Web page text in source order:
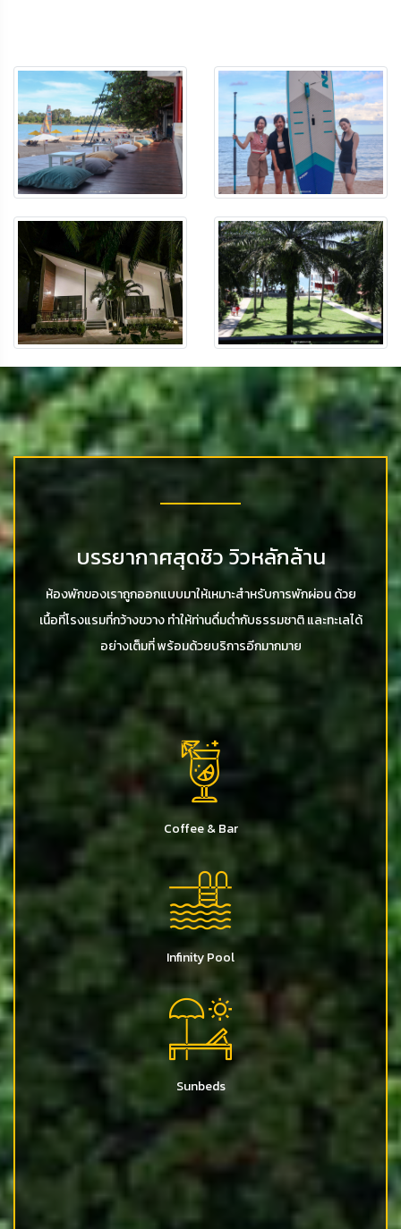
บรรยากาศสุดชิว วิวหลักล้าน
ห้องพักของเราถูกออกแบบมาให้เหมาะสำหรับการพักผ่อน ด้วย
เนื้อที่โรงแรมที่กว้างขวาง ทำให้ท่านดื่มด่ำกับธรรมชาติ และทะเลได้
อย่างเต็มที่ พร้อมด้วยบริการอีกมากมาย
Coffee & Bar
Infinity Pool
Sunbeds